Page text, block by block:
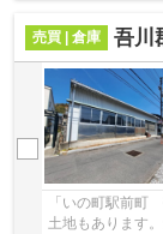
売買 | 倉庫 吾川
「いの町駅前町 売倉庫付き土地
土地もあります